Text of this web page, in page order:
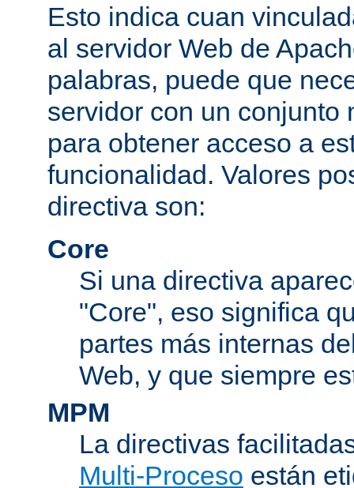
Esto indica cuan
al servidor Web de
palabras, puede que
servidor con un conjunto
para obtener acceso a
funcionalidad. Valores
directiva son:
Core
Si una directiva
"Core", eso significa
partes más internas
Web, y que siempre
MPM
La directivas
Multi-Proceso están